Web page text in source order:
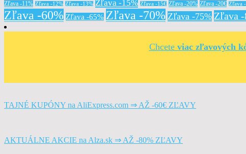
Zľava -11% Zľava -12% Zľava -13% Zľava -15% Zľava -15€ Zľava -20% Zľava -20€ Zľava
Zľava -60% Zľava -65% Zľava -70% Zľava -75% Zľava -
Chcete viac zľavových
TAJNÉ KUPÓNY na AliExpress.com ⇒ AŽ -60€ ZĽAVY
AKTUÁLNE AKCIE na Alza.sk ⇒ AŽ -80% ZĽAVY